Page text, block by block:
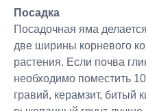
Посадка
Посадочная яма
две ширины корневого
растения. Если почва
необходимо поместить
гравий, керамзит, битый